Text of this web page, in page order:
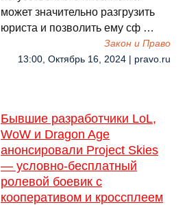
может значительно разгрузить
юриста и позволить ему сф …
Закон и Право
13:00, Октябрь 16, 2024 | pravo.ru
Бывшие разработчики LoL,
WoW и Dragon Age
анонсировали Project Skies
— условно-бесплатный
ролевой боевик с
кооперативом и кроссплеем